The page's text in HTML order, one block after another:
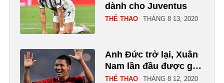
dành cho Juventus
THỂ THAO THÁNG 8 13, 2020
Anh Đức trở lại, Xuân
Nam lần đầu được gọi
lên tuyển
THỂ THAO THÁNG 8 12, 2020